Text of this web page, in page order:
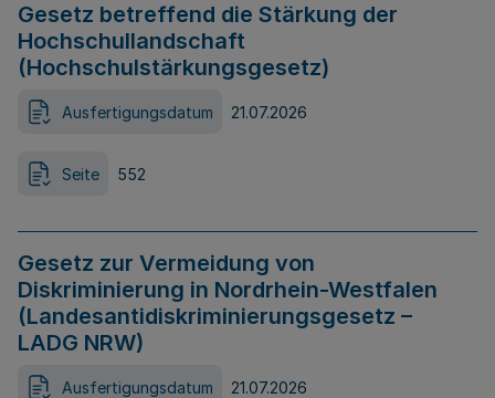
Gesetz betreffend die Stärkung der
Hochschullandschaft
(Hochschulstärkungsgesetz)
Ausfertigungsdatum 21.07.2026
Seite 552
Gesetz zur Vermeidung von
Diskriminierung in Nordrhein-Westfalen
(Landesantidiskriminierungsgesetz –
LADG NRW)
Ausfertigungsdatum 21.07.2026